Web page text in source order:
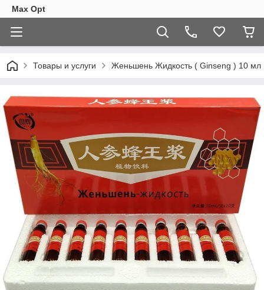
Max Opt
Товары и услуги Женьшень Жидкость ( Ginseng ) 10 мл